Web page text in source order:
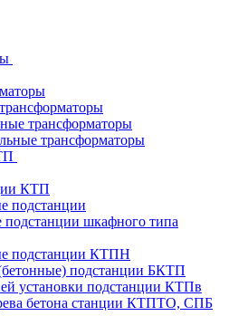
трансформаторы
трансформаторы
КТП
подстанции
шкафного типа
подстанции КТПН
подстанции БКТП
установки подстанции КТПв
бетона станции КТПТО, СПБ